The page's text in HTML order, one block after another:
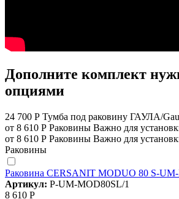
Дополните комплект
опциями
24 700 Р Тумба под раковину ГАУЛА/
от 8 610 Р Раковины Важно для
от 8 610 Р Раковины Важно для
Раковины
Раковина CERSANIT MODUO 80 S-
Артикул: P-UM-MOD80SL/1
8 610 Р